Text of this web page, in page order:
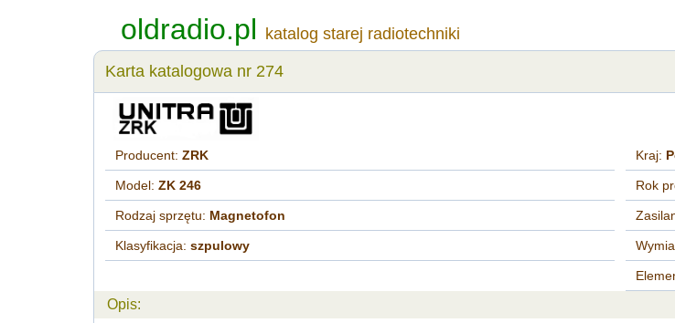
oldradio.pl katalog starej radiotechniki
Karta katalogowa nr 274
Producent:ZRK
Model:ZK 246
Rodzaj sprzętu: Magnetofon
Klasyfikacja:szpulowy
Kraj:
Rok
Opis: